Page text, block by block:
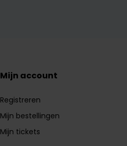
Mijn account
Registreren
Mijn bestellingen
Mijn tickets